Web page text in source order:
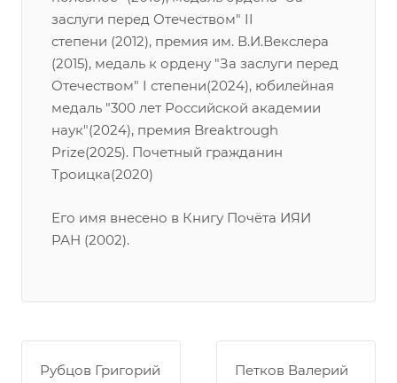
заслуги перед Отечеством" II
степени (2012), премия им. В.И.Векслера
(2015), медаль к ордену "За заслуги перед
Отечеством" I степени(2024), юбилейная
медаль "300 лет Российской академии
наук"(2024), премия Breaktrough
Prize(2025). Почетный гражданин
Троицка(2020)
Его имя внесено в Книгу Почёта ИЯИ
РАН (2002).
Рубцов Григорий
Петков Валерий